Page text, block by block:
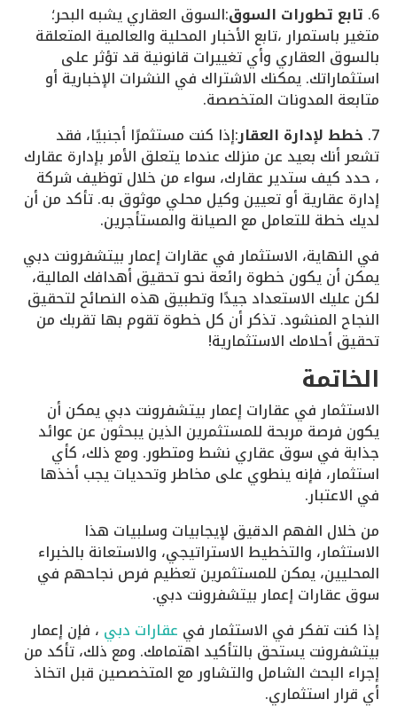
6. تابع تطورات السوق:السوق العقاري يشبه البحر؛
متغير باستمرار ،تابع الأخبار المحلية والعالمية المتعلقة
بالسوق العقاري وأي تغييرات قانونية قد تؤثر على
استثماراتك. يمكنك الاشتراك في النشرات الإخبارية أو
متابعة المدونات المتخصصة.
7. خطط لإدارة العقار:إذا كنت مستثمرًا أجنبيًا، فقد
تشعر أنك بعيد عن منزلك عندما يتعلق الأمر بإدارة عقارك
، حدد كيف ستدير عقارك، سواء من خلال توظيف شركة
إدارة عقارية أو تعيين وكيل محلي موثوق به. تأكد من أن
لديك خطة للتعامل مع الصيانة والمستأجرين.
في النهاية، الاستثمار في عقارات إعمار بيتشفرونت دبي
يمكن أن يكون خطوة رائعة نحو تحقيق أهدافك المالية،
لكن عليك الاستعداد جيدًا وتطبيق هذه النصائح لتحقيق
النجاح المنشود. تذكر أن كل خطوة تقوم بها تقربك من
تحقيق أحلامك الاستثمارية!
الخاتمة
الاستثمار في عقارات إعمار بيتشفرونت دبي يمكن أن
يكون فرصة مربحة للمستثمرين الذين يبحثون عن عوائد
جذابة في سوق عقاري نشط ومتطور. ومع ذلك، كأي
استثمار، فإنه ينطوي على مخاطر وتحديات يجب أخذها
في الاعتبار.
من خلال الفهم الدقيق لإيجابيات وسلبيات هذا
الاستثمار، والتخطيط الاستراتيجي، والاستعانة بالخبراء
المحليين، يمكن للمستثمرين تعظيم فرص نجاحهم في
سوق عقارات إعمار بيتشفرونت دبي.
إذا كنت تفكر في الاستثمار في عقارات دبي ، فإن إعمار
بيتشفرونت يستحق بالتأكيد اهتمامك. ومع ذلك، تأكد من
إجراء البحث الشامل والتشاور مع المتخصصين قبل اتخاذ
أي قرار استثماري.